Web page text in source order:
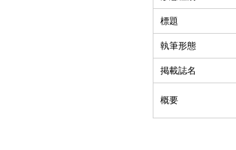
標題
執筆形態
掲載誌名
概要